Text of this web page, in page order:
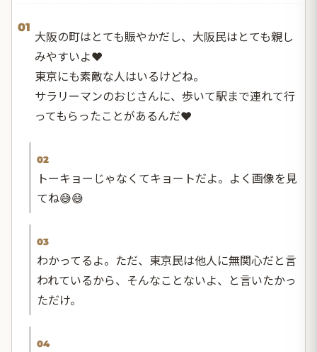
01
大阪の町はとても賑やかだし、大阪民はとても親し
みやすいよ❤️
東京にも素敵な人はいるけどね。
サラリーマンのおじさんに、歩いて駅まで連れて行
ってもらったことがあるんだ❤️
02
トーキョーじゃなくてキョートだよ。よく画像を見
てね😅😅
03
わかってるよ。ただ、東京民は他人に無関心だと言
われているから、そんなことないよ、と言いたかっ
ただけ。
04